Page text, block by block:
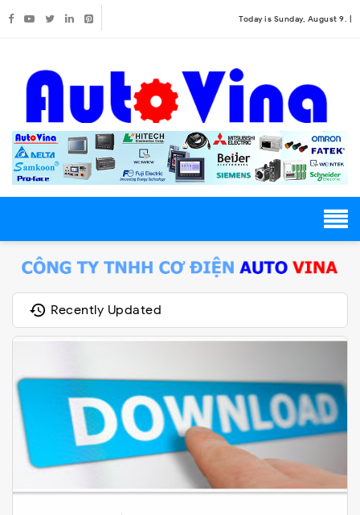
Today is Sunday, August 9. |
Recently Updated